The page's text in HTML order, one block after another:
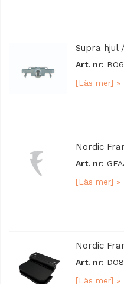
Supra hjul
Art. nr:
[Läs mer] »
Nordic
Art. nr:
[Läs mer] »
Nordic
Art. nr:
[Läs mer] »